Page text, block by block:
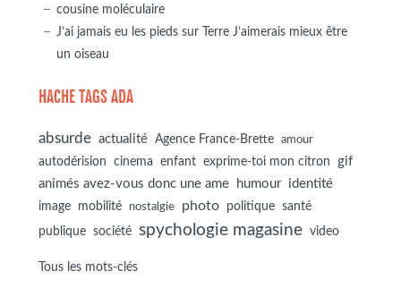
cousine moléculaire
J’ai jamais eu les pieds sur Terre J’aimerais mieux être
un oiseau
HACHE TAGS ADA
absurde actualité Agence France-Brette amour
autodérision cinema enfant exprime-toi mon citron
gif
animés avez-vous donc une ame
humour identité
image mobilité nostalgie photo politique
santé
publique
société spychologie magasine video
Tous les mots-clés